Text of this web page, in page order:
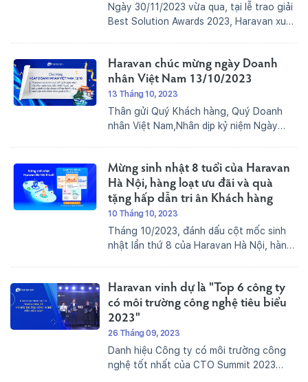
Ngày 30/11/2023 vừa qua, tại lễ trao giải
Best Solution Awards 2023, Haravan xuất
HaraSocial - Giải pháp kinh doanh đa kênh
Social Commerce &...
Haravan chúc mừng ngày Doanh
nhân Việt Nam 13/10/2023
13 Tháng 10, 2023
Thân gửi Quý Khách hàng, Quý Doanh
nhân Việt Nam,Nhân dịp kỷ niệm Ngày
Doanh nhân đã không ngừng nỗ lực và
cố gắng, đồng thời tôn...
Mừng sinh nhật 8 tuổi của Haravan
Hà Nội, hàng loạt ưu đãi và quà
tặng hấp dẫn tri ân Khách hàng
10 Tháng 10, 2023
Tháng 10/2023, đánh dấu cột mốc sinh
nhật lần thứ 8 của Haravan Hà Nội, hành
lần thứ 8 như một lời hứa hẹn...
Haravan vinh dự là "Top 6 công ty
có môi trường công nghệ tiêu biểu
2023"
26 Tháng 09, 2023
Danh hiệu Công ty có môi trường công
nghệ tốt nhất của CTO Summit 2023